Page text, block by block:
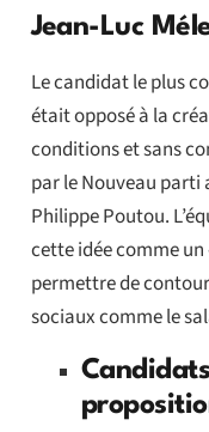
Jean-Luc
Le candidat le plus
était opposé à la
conditions et sans
par le Nouveau
Philippe Poutou.
cette idée comme un
permettre de
sociaux comme le